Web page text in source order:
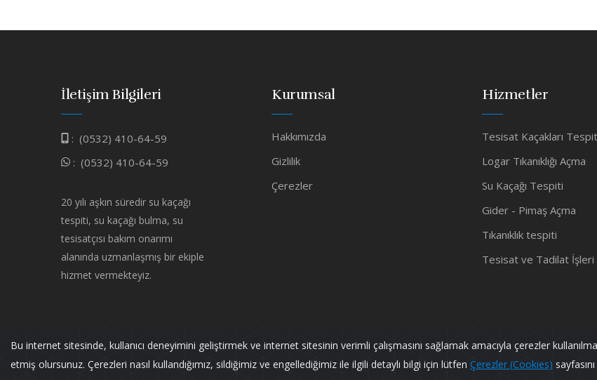
Bu internet sitesinde, kullanıcı deneyimini geliştirmek ve internet sitesinin verimli çalışmasını sağlamak amacıyla çerezler
etmiş olursunuz. Çerezleri nasıl kullandığımız, sildiğimiz ve engellediğimiz ile ilgili detaylı bilgi için lütfen Çerezler (Cookies)
İletişim Bilgileri
: (0532) 410-64-59
: (0532) 410-64-59
20 yılı aşkın süredir su kaçağı
tespiti, su kaçağı bulma, su
tesisatçısı bakım onarımı
alanında uzmanlaşmış bir ekiple
hizmet vermekteyiz.
Kurumsal
Hakkımızda
Gizlilik
Çerezler
Hizmetler
Tesisat Kaçakları
Logar Tıkanıklığı Açma
Su Kaçağı Tespiti
Gider - Pimaş Açma
Tıkanıklık tespiti
Tesisat ve Tadilat İşleri
Murat TESİSAT Tüm Hakları Saklıdır.